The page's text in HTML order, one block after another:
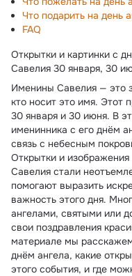
Что подарить на день
FAQ
Открытки и картинки с
Савелия 30 января, 30
Именины Савелия — это
кто носит это имя. Этот
30 января и 30 июня. В
именинника с его днём
связь с небесным
Открытки и изображения
Савелия стали
помогают выразить
важность этого дня.
ангелами, святыми или
свои поздравления
материале мы
днём ангела, какие
этого события, и где